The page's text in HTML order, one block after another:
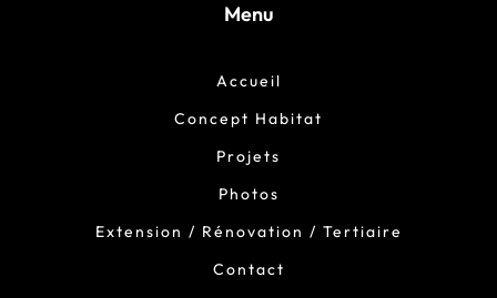
Menu
Accueil
Concept Habitat
Projets
Photos
Extension / Rénovation / Tertiaire
Contact